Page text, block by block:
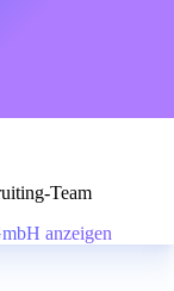
Team
anzeigen